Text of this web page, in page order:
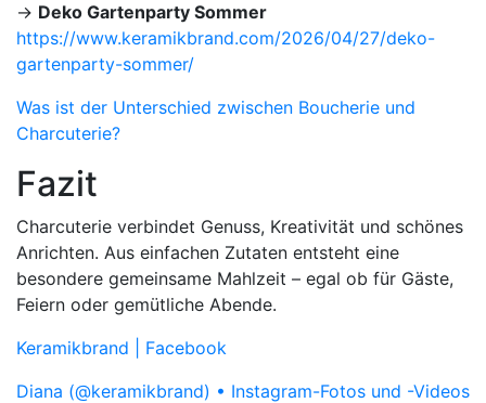
→ Deko Gartenparty Sommer
https://www.keramikbrand.com/2026/04/27/deko-
gartenparty-sommer/
Was ist der Unterschied zwischen Boucherie und
Charcuterie?
Fazit
Charcuterie verbindet Genuss, Kreativität und schönes
Anrichten. Aus einfachen Zutaten entsteht eine
besondere gemeinsame Mahlzeit – egal ob für Gäste,
Feiern oder gemütliche Abende.
Keramikbrand | Facebook
Diana (@keramikbrand) • Instagram-Fotos und -Videos